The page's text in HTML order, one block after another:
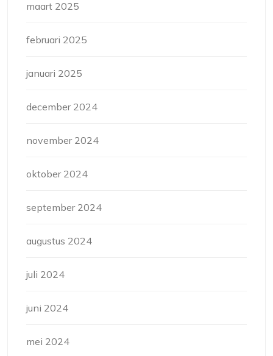
maart 2025
februari 2025
januari 2025
december 2024
november 2024
oktober 2024
september 2024
augustus 2024
juli 2024
juni 2024
mei 2024